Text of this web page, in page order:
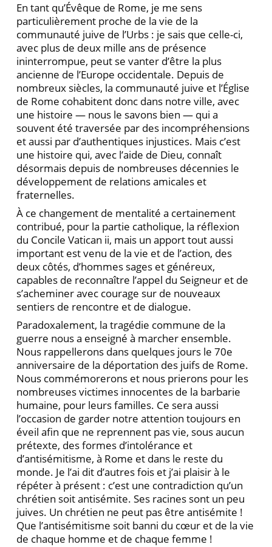
En tant qu’Évêque de Rome, je me sens
particulièrement proche de la vie de la
communauté juive de l’Urbs : je sais que celle-ci,
avec plus de deux mille ans de présence
ininterrompue, peut se vanter d’être la plus
ancienne de l’Europe occidentale. Depuis de
nombreux siècles, la communauté juive et l’Église
de Rome cohabitent donc dans notre ville, avec
une histoire — nous le savons bien — qui a
souvent été traversée par des incompréhensions
et aussi par d’authentiques injustices. Mais c’est
une histoire qui, avec l’aide de Dieu, connaît
désormais depuis de nombreuses décennies le
développement de relations amicales et
fraternelles.
À ce changement de mentalité a certainement
contribué, pour la partie catholique, la réflexion
du Concile Vatican ii, mais un apport tout aussi
important est venu de la vie et de l’action, des
deux côtés, d’hommes sages et généreux,
capables de reconnaître l’appel du Seigneur et de
s’acheminer avec courage sur de nouveaux
sentiers de rencontre et de dialogue.
Paradoxalement, la tragédie commune de la
guerre nous a enseigné à marcher ensemble.
Nous rappellerons dans quelques jours le 70e
anniversaire de la déportation des juifs de Rome.
Nous commémorerons et nous prierons pour les
nombreuses victimes innocentes de la barbarie
humaine, pour leurs familles. Ce sera aussi
l’occasion de garder notre attention toujours en
éveil afin que ne reprennent pas vie, sous aucun
prétexte, des formes d’intolérance et
d’antisémitisme, à Rome et dans le reste du
monde. Je l’ai dit d’autres fois et j’ai plaisir à le
répéter à présent : c’est une contradiction qu’un
chrétien soit antisémite. Ses racines sont un peu
juives. Un chrétien ne peut pas être antisémite !
Que l’antisémitisme soit banni du cœur et de la vie
de chaque homme et de chaque femme !